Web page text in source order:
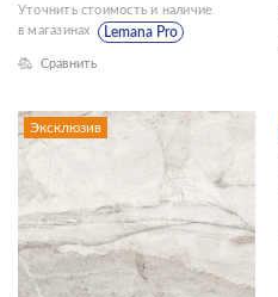
ТИП ПОВЕРХНОСТИ
Уточнить стоимость и наличие
в магазинах
Lemana Pro
Сравнить
Эксклюзив